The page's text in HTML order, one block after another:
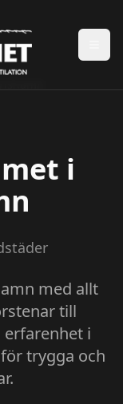
i
med allt
till
erfarenhet i
trygga och